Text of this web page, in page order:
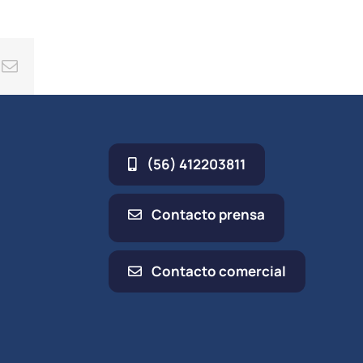
Correo
(56) 412203811
Contacto prensa
Contacto comercial